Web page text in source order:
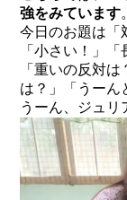
強をみています。
今日のお題は「
「小さい！」
「重いの反対
は？」「うーん
うーん、ジュリ